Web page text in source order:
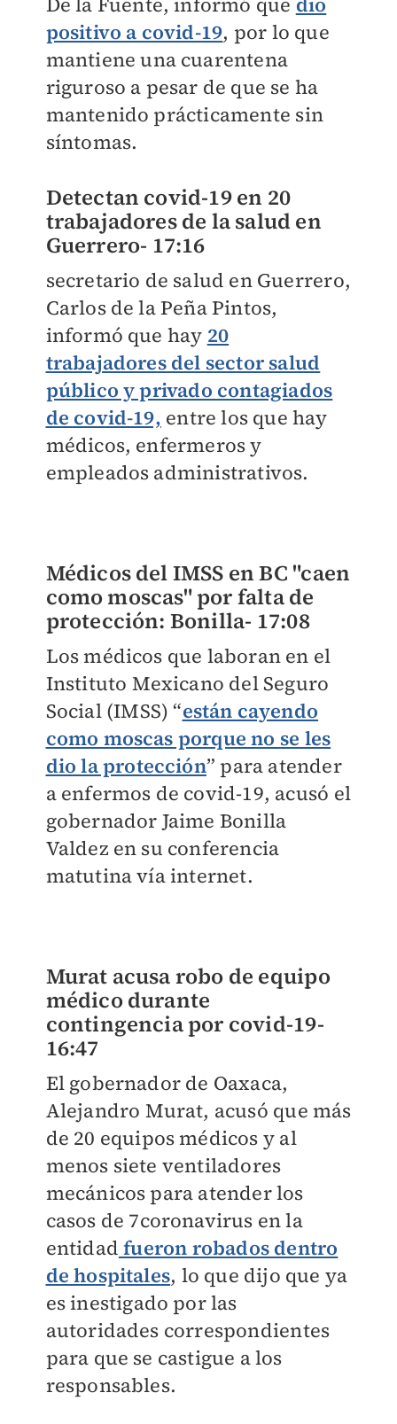
positivo a covid-19, por lo que
mantiene una cuarentena
riguroso a pesar de que se ha
mantenido prácticamente sin
síntomas.
Detectan covid-19 en 20
trabajadores de la salud en
Guerrero- 17:16
secretario de salud en Guerrero,
Carlos de la Peña Pintos,
informó que hay 20
trabajadores del sector salud
público y privado contagiados
de covid-19, entre los que hay
médicos, enfermeros y
empleados administrativos.
Médicos del IMSS en BC "caen
como moscas" por falta de
protección: Bonilla- 17:08
Los médicos que laboran en el
Instituto Mexicano del Seguro
Social (IMSS) “están cayendo
como moscas porque no se les
dio la protección” para atender
a enfermos de covid-19, acusó el
gobernador Jaime Bonilla
Valdez en su conferencia
matutina vía internet.
Murat acusa robo de equipo
médico durante
contingencia por covid-19-
16:47
El gobernador de Oaxaca,
Alejandro Murat, acusó que más
de 20 equipos médicos y al
menos siete ventiladores
mecánicos para atender los
casos de 7coronavirus en la
entidad fueron robados dentro
de hospitales, lo que dijo que ya
es inestigado por las
autoridades correspondientes
para que se castigue a los
responsables.